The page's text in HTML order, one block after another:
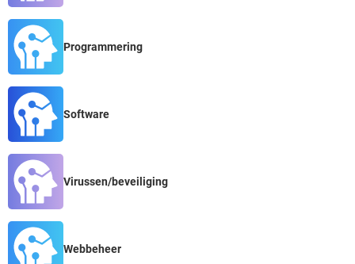
Programmering
Software
Virussen/beveiliging
Webbeheer